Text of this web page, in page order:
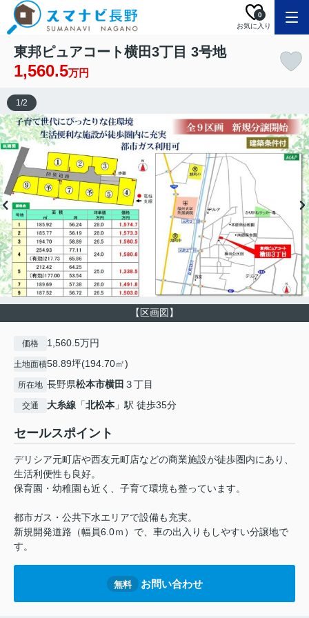
お気に入り
0
東邦ピュアコート横田3丁目 3号地
1,560.5万円
【区画図】
1/2
価格 1,560.5万円
土地面積58.89坪(194.70㎡)
所在地 長野県松本市横田 ３丁目
交通 大糸線 「北松本 」駅 徒歩35分
セールスポイント
デリシア元町店や西友元町店などの商業施設が徒歩圏内にあり、
生活利便性も良好。
保育園・幼稚園も近く、子育て環境も整っています。
都市ガス・公共下水エリアで設備も充実。
新規開発道路（幅員6.0ｍ）で、車の出入りもしやすい分譲地で
す。
無料 お問い合わせ